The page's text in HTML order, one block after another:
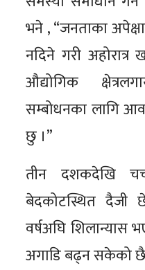
भने , “जनताका
नदिने गरी
औद्योगिक
सम्बोधनका लागि
छु ।”
तीन दशकदेखि
बेदकोटस्थित दैजी
वर्षअघि शिलान्यास
अगाडि बढ्न सकेको